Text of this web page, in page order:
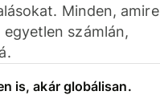
Minden, amire
számlán,
is, akár globálisan.